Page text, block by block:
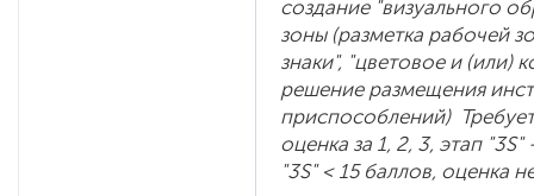
создание "визуального
зоны (разметка рабочей
знаки", "цветовое и (или)
решение размещения
приспособлений)
оценка за 1, 2, 3, этап
"3S" < 15 баллов, оценка